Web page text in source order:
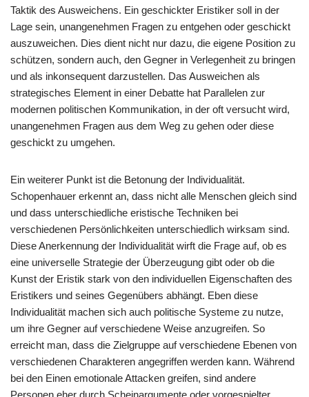
Taktik des Ausweichens. Ein geschickter Eristiker soll in der
Lage sein, unangenehmen Fragen zu entgehen oder geschickt
auszuweichen. Dies dient nicht nur dazu, die eigene Position zu
schützen, sondern auch, den Gegner in Verlegenheit zu bringen
und als inkonsequent darzustellen. Das Ausweichen als
strategisches Element in einer Debatte hat Parallelen zur
modernen politischen Kommunikation, in der oft versucht wird,
unangenehmen Fragen aus dem Weg zu gehen oder diese
geschickt zu umgehen.
Ein weiterer Punkt ist die Betonung der Individualität.
Schopenhauer erkennt an, dass nicht alle Menschen gleich sind
und dass unterschiedliche eristische Techniken bei
verschiedenen Persönlichkeiten unterschiedlich wirksam sind.
Diese Anerkennung der Individualität wirft die Frage auf, ob es
eine universelle Strategie der Überzeugung gibt oder ob die
Kunst der Eristik stark von den individuellen Eigenschaften des
Eristikers und seines Gegenübers abhängt. Eben diese
Individualität machen sich auch politische Systeme zu nutze,
um ihre Gegner auf verschiedene Weise anzugreifen. So
erreicht man, dass die Zielgruppe auf verschiedene Ebenen von
verschiedenen Charakteren angegriffen werden kann. Während
bei den Einen emotionale Attacken greifen, sind andere
Personen eher durch Scheinargumente oder vorgespielter